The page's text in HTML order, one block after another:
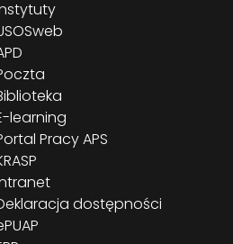
learning
Pracy APS
dostępności